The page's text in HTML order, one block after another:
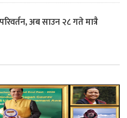
अब साउन २८ गते मात्रै